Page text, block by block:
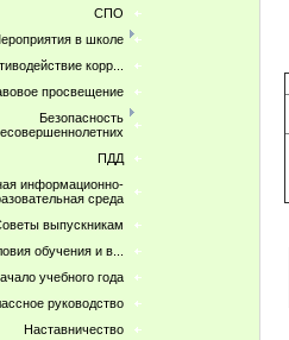
СПО
в школе
корр...
просвещение
Безопасность
ПДД
информационно-
среда
выпускникам
обучения и в...
учебного года
руководство
Наставничество